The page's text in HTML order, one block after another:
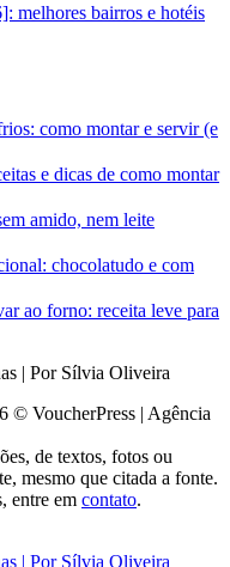
melhores bairros e hotéis
como montar e servir (e
e dicas de como montar
amido, nem leite
chocolatudo e com
ao forno: receita leve para
© VoucherPress | Agência
de textos, fotos ou
mesmo que citada a fonte.
entre em contato.